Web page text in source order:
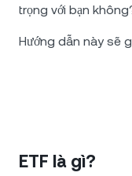
trọng với bạn
Hướng dẫn này sẽ
ETF là gì?